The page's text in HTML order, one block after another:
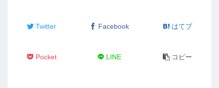
Twitter Facebook はてブ
Pocket LINE コピー